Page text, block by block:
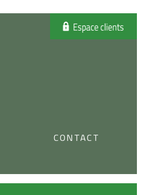
CONTACT